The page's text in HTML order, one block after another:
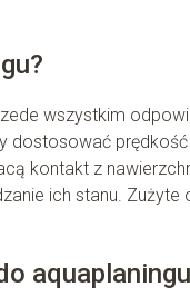
wszystkim
dostosować
kontakt z
ich stanu.